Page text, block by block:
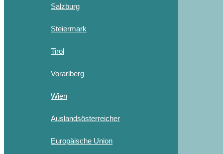
Salzburg
Steiermark
Tirol
Vorarlberg
Wien
Auslandsösterreicher
Europäische Union